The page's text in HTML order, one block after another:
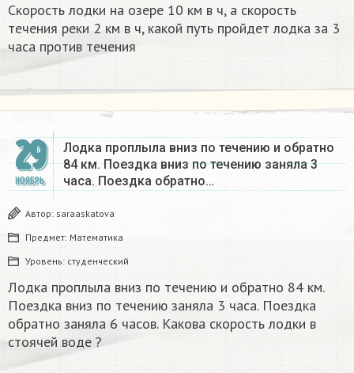
Скорость лодки на озере 10 км в ч, а скорость
течения реки 2 км в ч, какой путь пройдет лодка за 3
часа против течения
29
НОЯБРЬ
Лодка проплыла вниз по течению и обратно
84 км. Поездка вниз по течению заняла 3
часа. Поездка обратно…
Автор: saraaskatova
Предмет: Математика
Уровень: студенческий
Лодка проплыла вниз по течению и обратно 84 км.
Поездка вниз по течению заняла 3 часа. Поездка
обратно заняла 6 часов. Какова скорость лодки в
стоячей воде ?​